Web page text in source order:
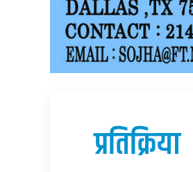
प्रतिक्रिया